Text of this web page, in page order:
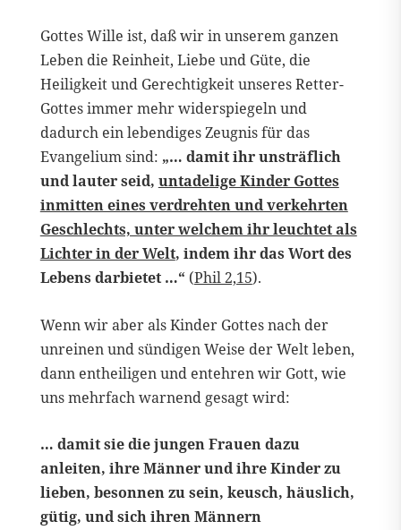
Gottes Wille ist, daß wir in unserem ganzen
Leben die Reinheit, Liebe und Güte, die
Heiligkeit und Gerechtigkeit unseres Retter-
Gottes immer mehr widerspiegeln und
dadurch ein lebendiges Zeugnis für das
Evangelium sind: „… damit ihr unsträflich
und lauter seid, untadelige Kinder Gottes
inmitten eines verdrehten und verkehrten
Geschlechts, unter welchem ihr leuchtet als
Lichter in der Welt, indem ihr das Wort des
Lebens darbietet …“ (Phil 2,15).
Wenn wir aber als Kinder Gottes nach der
unreinen und sündigen Weise der Welt leben,
dann entheiligen und entehren wir Gott, wie
uns mehrfach warnend gesagt wird:
… damit sie die jungen Frauen dazu
anleiten, ihre Männer und ihre Kinder zu
lieben, besonnen zu sein, keusch, häuslich,
gütig, und sich ihren Männern